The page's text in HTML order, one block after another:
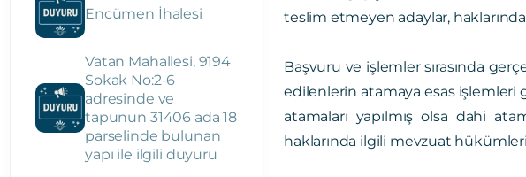
Encümen İhalesi
Vatan Mahallesi, 9194
Sokak No:2-6
adresinde ve
tapunun 31406 ada 18
parselinde bulunan
yapı ile ilgili duyuru
teslim etmeyen adaylar,
Başvuru ve işlemler sırasında
edilenlerin atamaya esas işlemleri
atamaları yapılmış olsa dahi
haklarında ilgili mevzuat